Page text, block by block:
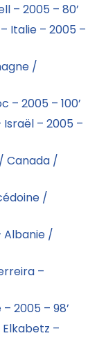
– 2005 – 80’
Italie – 2005 –
/
– 2005 – 100’
Israël – 2005 –
Canada /
/
Albanie /
–
2005 – 98’
–